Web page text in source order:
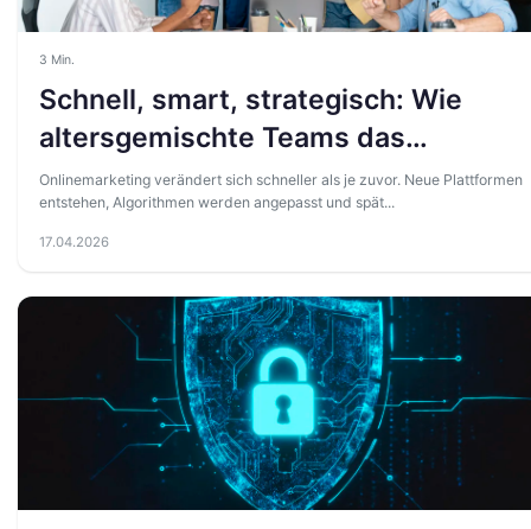
3 Min.
Schnell, smart, strategisch: Wie
altersgemischte Teams das
Onlinemarketing neu definieren
Onlinemarketing verändert sich schneller als je zuvor. Neue Plattformen
entstehen, Algorithmen werden angepasst und spät...
17.04.2026